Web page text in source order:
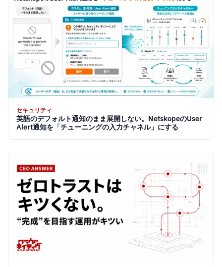
セキュリティ
英語のデフォルト通知のまま展開しない。NetskopeのUser
Alert通知を「チューニングの入力チャネル」にする